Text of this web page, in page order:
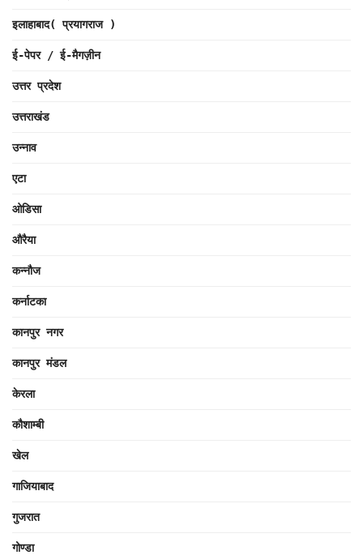
इलाहाबाद( प्रयागराज )
ई-पेपर / ई-मैगज़ीन
उत्तर प्रदेश
उत्तराखंड
उन्नाव
एटा
ओडिसा
औरैया
कन्नौज
कर्नाटका
कानपुर नगर
कानपुर मंडल
केरला
कौशाम्बी
खेल
गाजियाबाद
गुजरात
गोण्डा